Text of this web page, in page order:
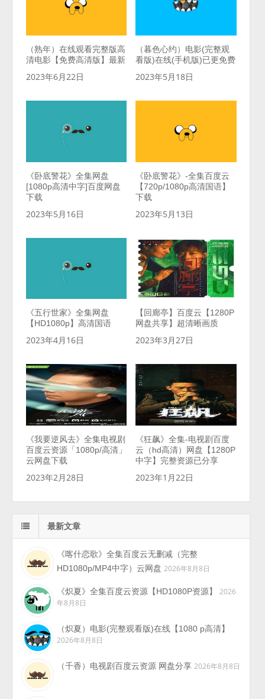
（熟年）在线观看完整版高
清电影【免费高清版】最新
2023年6月22日
（暮色心约）电影(完整观
看版)在线(手机版)已更免费
2023年5月18日
《卧底警花》全集网盘
[1080p高清中字]百度网盘
下载
2023年5月16日
《卧底警花》-全集百度云
【720p/1080p高清国语】
下载
2023年5月13日
《五行世家》全集网盘
【HD1080p】高清国语
2023年4月16日
【回廊亭】百度云【1280P
网盘共享】超清晰画质
2023年3月27日
《我要逆风去》全集电视剧
百度云资源「1080p/高清」
云网盘下载
2023年2月28日
《狂飙》全集-电视剧百度
云（hd高清）网盘【1280P
中字】完整资源已分享
2023年1月22日
最新文章
《喀什恋歌》全集百度云无删减（完整
HD1080p/MP4中字）云网盘 2026年8月8日
《炽夏》全集百度云资源【HD1080P资源】
2026
年8月8日
（炽夏）电影(完整观看版)在线【1080 p高清】
2026年8月8日
（千香）电视剧百度云资源 网盘分享 2026年8月8日